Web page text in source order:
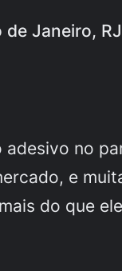
Janeiro,
adesivo no
e
do que